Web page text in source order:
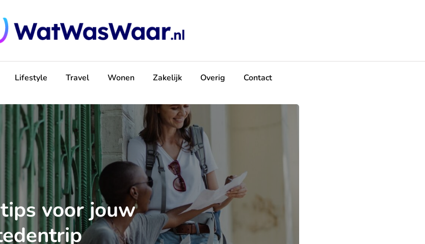
Lifestyle Travel Wonen Zakelijk Overig Contact
voor jouw